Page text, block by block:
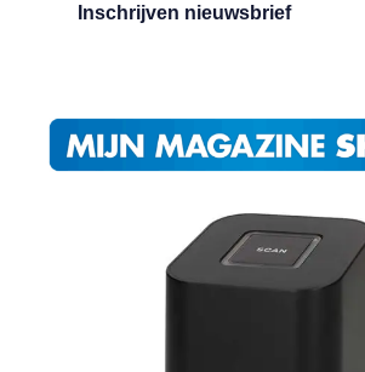
Inschrijven nieuwsbrief